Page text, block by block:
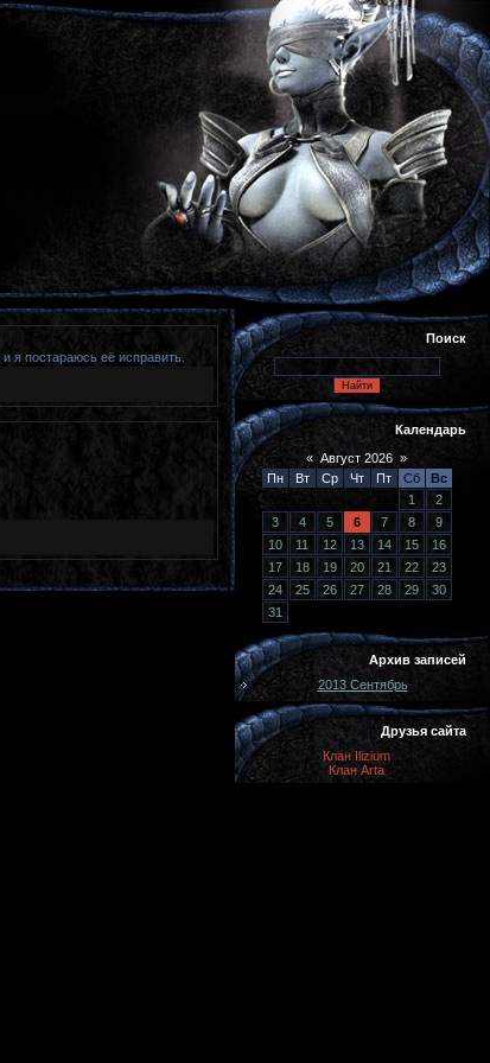
я постараюсь её исправить.
Поиск
Календарь
« Август 2026 »
Пн
Вт Ср Чт Пт Сб
Вс
1
2
3
4 5 6 7 8
9
10
11 12 13 14 15
16
17
18 19 20 21 22
23
24
25 26 27 28 29
30
31
Архив записей
2013 Сентябрь
Друзья сайта
Клан Ilizium
Клан Arta